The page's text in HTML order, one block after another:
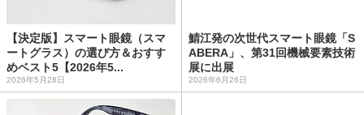
【決定版】スマート眼鏡（スマ
ートグラス）の選び方＆おすす
めベスト5【2026年5...
2026年5月28日
鯖江発の次世代スマート眼鏡「S
ABERA」、第31回機械要素技術
展に出展
2026年6月26日